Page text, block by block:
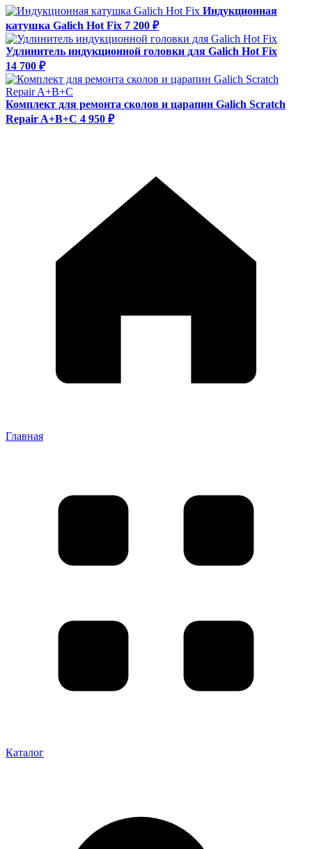
Индукционная
катушка Galich Hot Fix 7 200 ₽
Удлинитель индукционной головки для Galich Hot Fix
14 700 ₽
Комплект для ремонта сколов и царапин Galich Scratch
Repair A+B+C 4 950 ₽
Главная
Каталог